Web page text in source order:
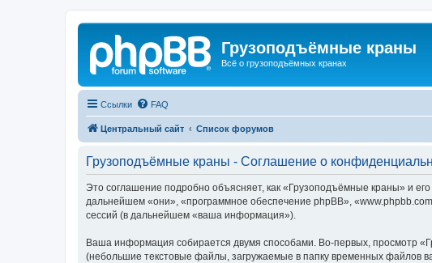
Грузоподъёмные краны
Всё о грузоподъёмных кранах
Ссылки FAQ
Центральный сайт Список форумов
Грузоподъёмные краны - Соглашение о
Это соглашение подробно объясняет, как «Грузоподъёмные краны» и
дальнейшем «они», «программное обеспечение phpBB»,
сессий (в дальнейшем «ваша информация»).
Ваша информация собирается двумя способами. Во-первых, просмотр
(небольшие текстовые файлы, загружаемые в папку временных файлов